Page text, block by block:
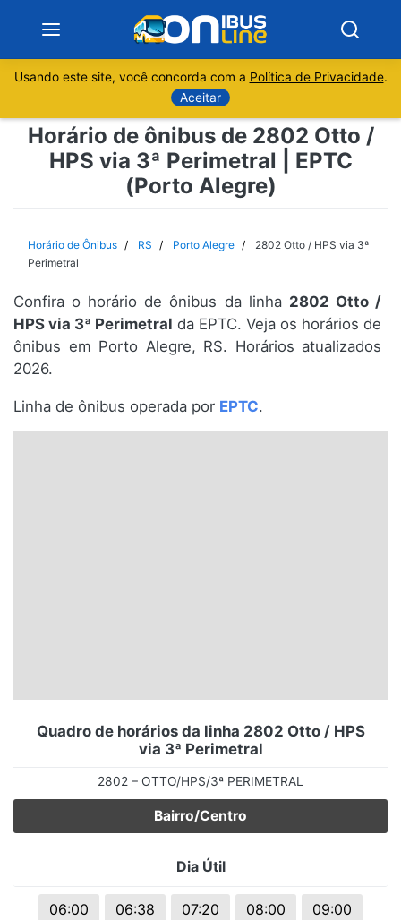
Sobre
Minas Gerais
Espírito Santo
Paraná
Santa Catarina
Usando este site, você concorda com a Política de Privacidade.
Aceitar
Horário de ônibus de 2802 Otto /
HPS via 3ª Perimetral | EPTC
(Porto Alegre)
Horário de Ônibus RS Porto Alegre
2802 Otto / HPS via 3ª
Perimetral
Confira o horário de ônibus da linha 2802 Otto /
HPS via 3ª Perimetral da EPTC. Veja os horários de
ônibus em Porto Alegre, RS. Horários atualizados
2026.
Linha de ônibus operada por EPTC.
Quadro de horários da linha 2802 Otto / HPS
via 3ª Perimetral
2802 – OTTO/HPS/3ª PERIMETRAL
Bairro/Centro
Dia Útil
06:00 06:38 07:20 08:00
09:00